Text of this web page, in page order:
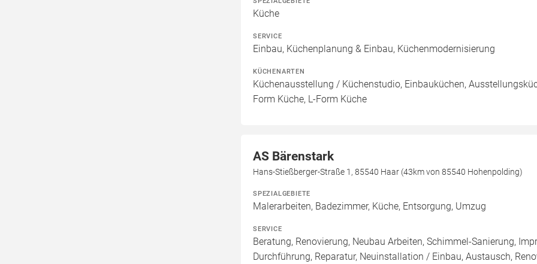
Küche
SERVICE
Einbau, Küchenplanung & Einbau, Küchenmodernisierung
KÜCHENARTEN
Küchenausstellung / Küchenstudio, Einbauküchen,
Form Küche, L-Form Küche
AS Bärenstark
Hans-Stießberger-Straße 1, 85540 Haar (43km von 85540 Hohenpolding)
SPEZIALGEBIETE
Malerarbeiten, Badezimmer, Küche, Entsorgung, Umzug
SERVICE
Beratung, Renovierung, Neubau Arbeiten, Schimmel-Sanierung,
Durchführung, Reparatur, Neuinstallation / Einbau, Austausch,